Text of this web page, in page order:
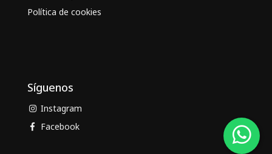
Política de cookies
Síguenos
Instagram
Facebook